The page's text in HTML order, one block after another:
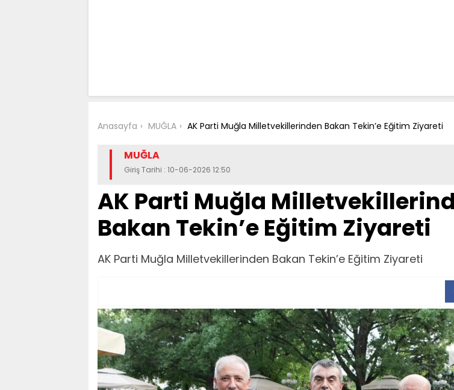
Anasayfa MUĞLA AK Parti Muğla Milletvekillerinden Bakan Tekin’e Eğitim Ziyareti
MUĞLA
Giriş Tarihi : 10-06-2026 12:50
AK Parti Muğla
Bakan Tekin’e Eğitim Ziyareti
AK Parti Muğla Milletvekillerinden Bakan Tekin’e Eğitim Ziyareti